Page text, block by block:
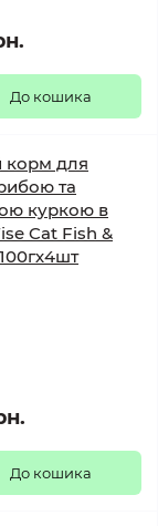
До кошика
корм для
та
куркою в
Cat Fish &
До кошика